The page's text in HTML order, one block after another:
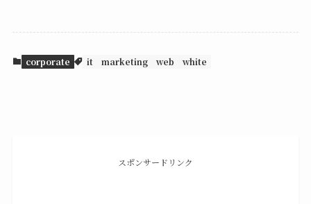
corporate it marketing web white
スポンサードリンク